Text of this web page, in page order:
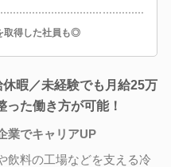
取得した社員も◎
暇／未経験でも月給25万
た働き方が可能！
業でキャリアUP
飲料の工場などを支える冷